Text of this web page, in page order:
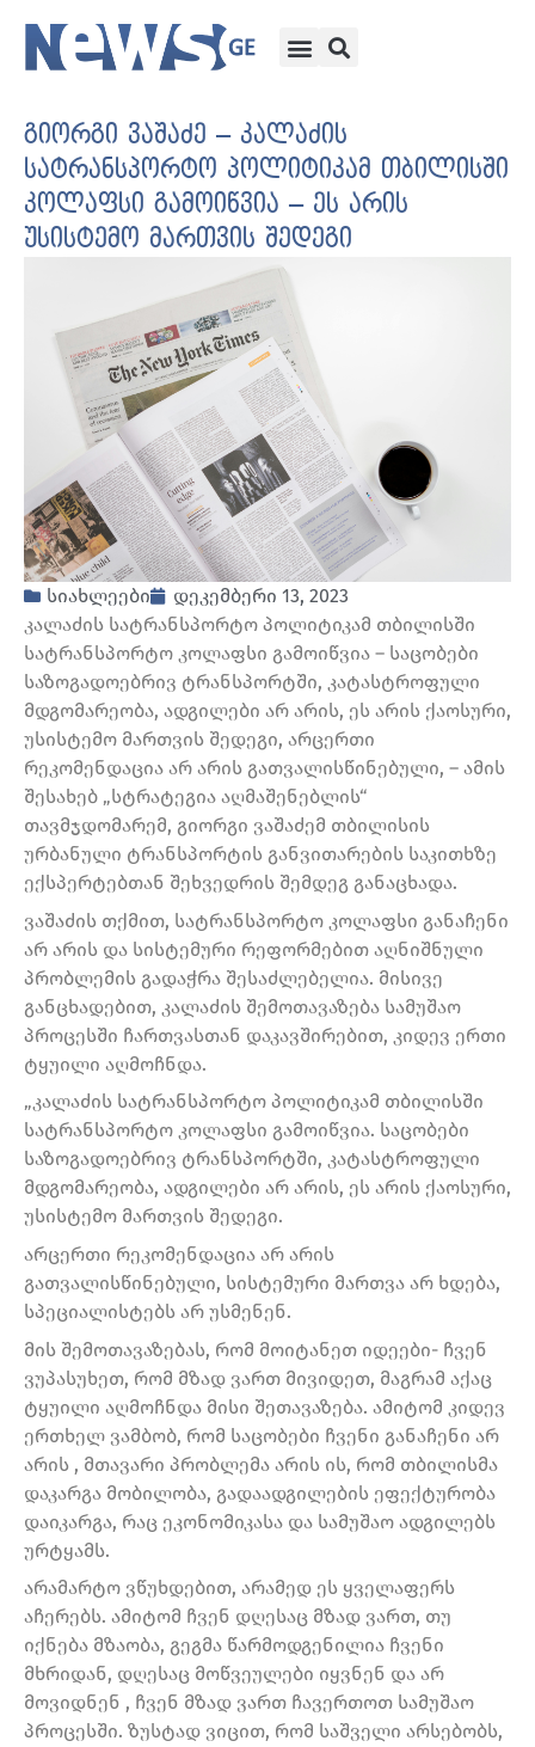
გიორგი ვაშაძე – კალაძის
სატრანსპორტო პოლიტიკამ თბილისში
კოლაფსი გამოიწვია – ეს არის
უსისტემო მართვის შედეგი
სიახლეები
დეკემბერი 13, 2023
კალაძის სატრანსპორტო პოლიტიკამ თბილისში
სატრანსპორტო კოლაფსი გამოიწვია – საცობები
საზოგადოებრივ ტრანსპორტში, კატასტროფული
მდგომარეობა, ადგილები არ არის, ეს არის ქაოსური,
უსისტემო მართვის შედეგი, არცერთი
რეკომენდაცია არ არის გათვალისწინებული, – ამის
შესახებ „სტრატეგია აღმაშენებლის“
თავმჯდომარემ, გიორგი ვაშაძემ თბილისის
ურბანული ტრანსპორტის განვითარების საკითხზე
ექსპერტებთან შეხვედრის შემდეგ განაცხადა.
ვაშაძის თქმით, სატრანსპორტო კოლაფსი განაჩენი
არ არის და სისტემური რეფორმებით აღნიშნული
პრობლემის გადაჭრა შესაძლებელია. მისივე
განცხადებით, კალაძის შემოთავაზება სამუშაო
პროცესში ჩართვასთან დაკავშირებით, კიდევ ერთი
ტყუილი აღმოჩნდა.
„კალაძის სატრანსპორტო პოლიტიკამ თბილისში
სატრანსპორტო კოლაფსი გამოიწვია. საცობები
საზოგადოებრივ ტრანსპორტში, კატასტროფული
მდგომარეობა, ადგილები არ არის, ეს არის ქაოსური,
უსისტემო მართვის შედეგი.
არცერთი რეკომენდაცია არ არის
გათვალისწინებული, სისტემური მართვა არ ხდება,
სპეციალისტებს არ უსმენენ.
მის შემოთავაზებას, რომ მოიტანეთ იდეები- ჩვენ
ვუპასუხეთ, რომ მზად ვართ მივიდეთ, მაგრამ აქაც
ტყუილი აღმოჩნდა მისი შეთავაზება. ამიტომ კიდევ
ერთხელ ვამბობ, რომ საცობები ჩვენი განაჩენი არ
არის , მთავარი პრობლემა არის ის, რომ თბილისმა
დაკარგა მობილობა, გადაადგილების ეფექტურობა
დაიკარგა, რაც ეკონომიკასა და სამუშაო ადგილებს
ურტყამს.
არამარტო ვწუხდებით, არამედ ეს ყველაფერს
აჩერებს. ამიტომ ჩვენ დღესაც მზად ვართ, თუ
იქნება მზაობა, გეგმა წარმოდგენილია ჩვენი
მხრიდან, დღესაც მოწვეულები იყვნენ და არ
მოვიდნენ , ჩვენ მზად ვართ ჩავერთოთ სამუშაო
პროცესში. ზუსტად ვიცით, რომ საშველი არსებობს,